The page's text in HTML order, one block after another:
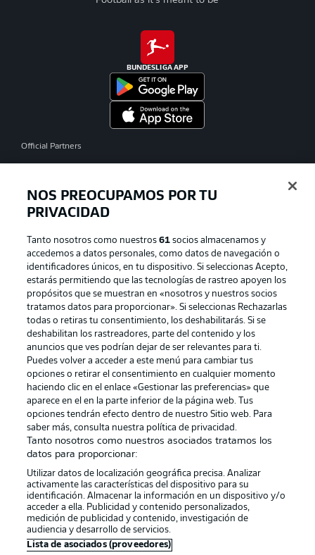
BUNDESLIGA APP
Official Partners
Publicidad Aviso legal
Gestionar las preferencias Declaracion de privacidad
Canales Trabajos
Jugadores Condiciones de uso
Sello Editorial Contacto
© 2026 Bundesliga-Gruppe GmbH
NOS PREOCUPAMOS POR TU
PRIVACIDAD
Tanto nosotros como nuestros61 socios almacenamos y
accedemos a datos personales, como datos de navegación o
identificadores únicos, en tu dispositivo. Si seleccionas Acepto,
estarás permitiendo que las tecnologías de rastreo apoyen los
propósitos que se muestran en «nosotros y nuestros socios
tratamos datos para proporcionar». Si seleccionas Rechazarlas
todas o retiras tu consentimiento, los deshabilitarás. Si se
deshabilitan los rastreadores, parte del contenido y los
anuncios que ves podrían dejar de ser relevantes para ti.
Puedes volver a acceder a este menú para cambiar tus
opciones o retirar el consentimiento en cualquier momento
haciendo clic en el enlace «Gestionar las preferencias» que
aparece en el en la parte inferior de la página web. Tus
opciones tendrán efecto dentro de nuestro Sitio web. Para
saber más, consulta nuestra política de privacidad.
Tanto nosotros como nuestros asociados tratamos los
datos para proporcionar:
Utilizar datos de localización geográfica precisa. Analizar
activamente las características del dispositivo para su
identificación. Almacenar la información en un dispositivo y/o
acceder a ella. Publicidad y contenido personalizados,
medición de publicidad y contenido, investigación de
audiencia y desarrollo de servicios.
Lista de asociados (proveedores)